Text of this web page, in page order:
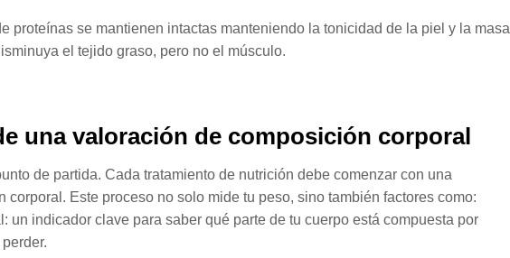
proteínas se mantienen intactas manteniendo la tonicidad de la piel y la masa
el tejido graso, pero no el músculo.
una valoración de composición corporal
de partida. Cada tratamiento de nutrición debe comenzar con una
corporal. Este proceso no solo mide tu peso, sino también factores como:
un indicador clave para saber qué parte de tu cuerpo está compuesta por